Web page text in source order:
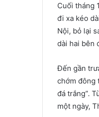
Cuối tháng
đi xa kéo
Nội, bỏ lại
dài hai bên
Đến gần
chớm đông
đá trắng”.
một ngày,